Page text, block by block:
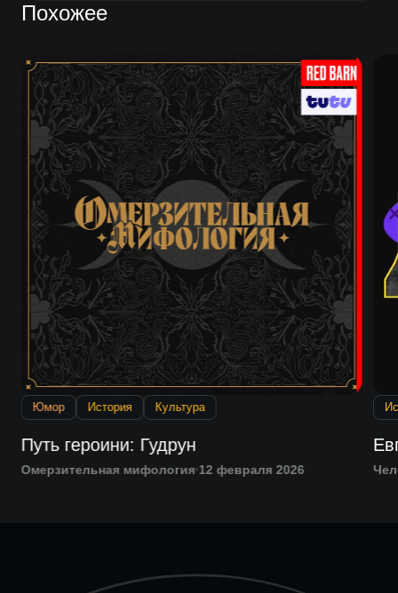
Похожее
Юмор История Культура
Путь героини: Гудрун
Омерзительная мифология 12 февраля 2026